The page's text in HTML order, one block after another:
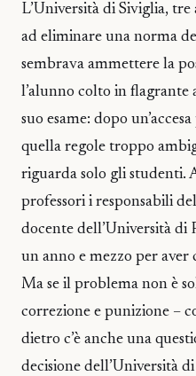
L’Università di Siviglia,
ad eliminare una norma
sembrava ammettere la
l’alunno colto in
suo esame: dopo
quella regole troppo
riguarda solo gli studenti.
professori i responsabili
docente dell’Università di
un anno e mezzo per aver
Ma se il problema non è
correzione e punizione –
dietro c’è anche una
decisione dell’Università